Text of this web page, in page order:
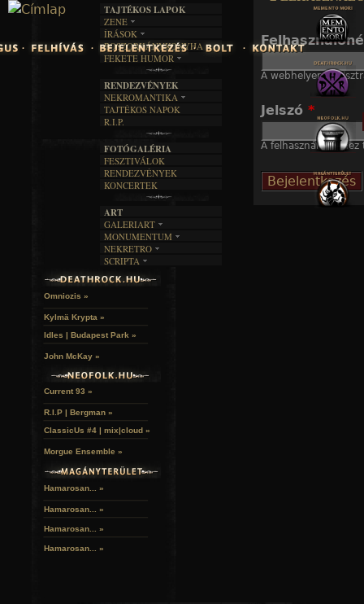
Jump to navigation
A webhelyen
Jelszó *
A felhasználónévhez
TAJTÉKOS LAPOK
ZENE
EGYÜTTESEK
INTERJÚK
FORDÍTÁSOK
DALSZÖVEGEK
ÍRÁSOK
IRODALOM
FILM
MŰVÉSZET
ÍRÁSTÖRTÉNET
BOSZORKÁNYKONYHA
FEKETE HUMOR
SZÖVEGES
RENDEZVÉNYEK
NEKROMANTIKA
AKTUÁLIS
A MÚLT
TAJTÉKOS NAPOK
R.I.P.
FOTÓGALÉRIA
FESZTIVÁLOK
RENDEZVÉNYEK
KONCERTEK
ART
GALERIART
ARTGALERI
KÉPREGÉNYEK
LAKÁSKULTS
MONUMENTUM
TEMETŐK
TEMPLOMOK
VÁRAK
NEKRETRO
SZUBKULT
FEKETE LYUK
SCRIPTA
NOVELLÁK
Omniozis »
Kylmä Krypta »
Idles | Budapest Park »
John McKay »
Current 93 »
R.I.P | Bergman »
ClassicUs #4 | mix|cloud »
Morgue Ensemble »
Hamarosan... »
Hamarosan... »
Hamarosan... »
Hamarosan... »